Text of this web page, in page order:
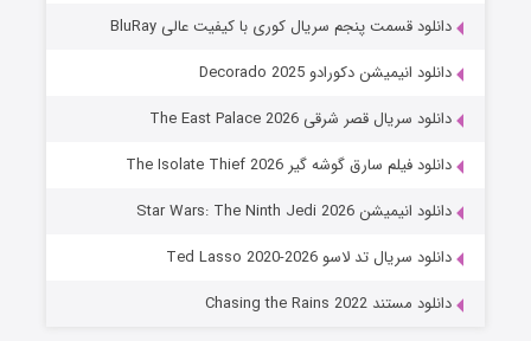
قسمت ۱۴ (زیرنویس)
دانلود قسمت پنجم سریال کوری با کیفیت عالی BluRay
دانلود انیمیشن دکورادو Decorado 2025
دانلود سریال قصر شرقی The East Palace 2026
دانلود فیلم سارق گوشه گیر The Isolate Thief 2026
دانلود انیمیشن Star Wars: The Ninth Jedi 2026
دانلود سریال تد لاسو Ted Lasso 2020-2026
دانلود مستند Chasing the Rains 2022